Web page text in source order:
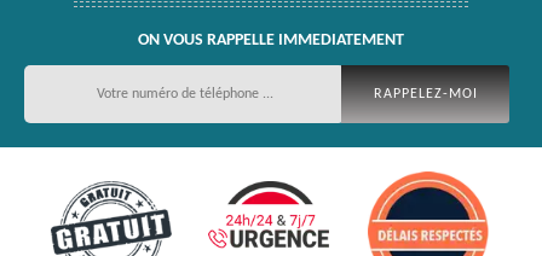
ON VOUS RAPPELLE IMMEDIATEMENT